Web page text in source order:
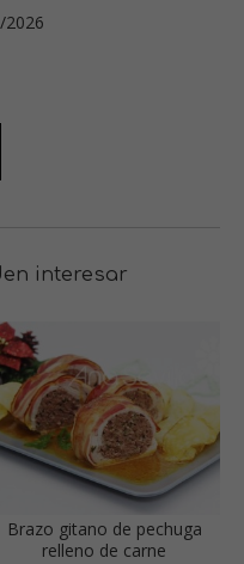
2026
interesar
Brazo gitano de pechuga
relleno de carne